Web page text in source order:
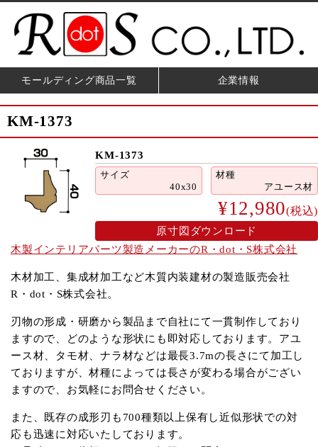
モールディング商品一覧 企業情報
KM-1373
KM-1373
サイズ
40x30
材種
アユース材
¥12,980(税込)
原寸図ダウンロード
木製インテリアパーツ製造メーカーのR・dot・S株式会社
木材加工、集成材加工など木質内装建材の製造販売会社
R・dot・S株式会社。
刃物の形成・研磨から製品まで自社にて一貫制作しており
ますので、どのような形状にも即対応しております。アユ
ース材、タモ材、ナラ材などは最長3.7mの長さにて加工し
ておりますが、材種によっては長さが変わる場合がござい
ますので、お気軽にお問合せください。
また、既存の成形刃も700種類以上保有し近似形状での対
応も迅速に対応いたしております。